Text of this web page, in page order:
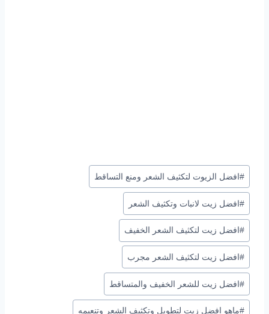
وسوم
المقال:
# افضل الزيوت لتكثيف الشعر ومنع التساقط
#افضل زيت لانبات وتكثيف الشعر
# افضل زيت لتكثيف الشعر الخفيف
# افضل زيت لتكثيف الشعر مجرب
#افضل زيت للشعر الخفيف والمتساقط
#ماهو افضل زيت لتطويل وتكثيف الشعر وتنعيمه